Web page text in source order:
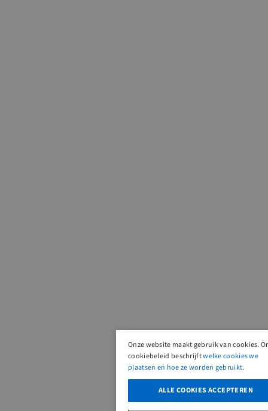
Onze website maakt gebruik van cookies.
cookiebeleid beschrijftwelke cookies we
plaatsen en hoe ze worden gebruikt.
ALLE COOKIES ACCEPTEREN